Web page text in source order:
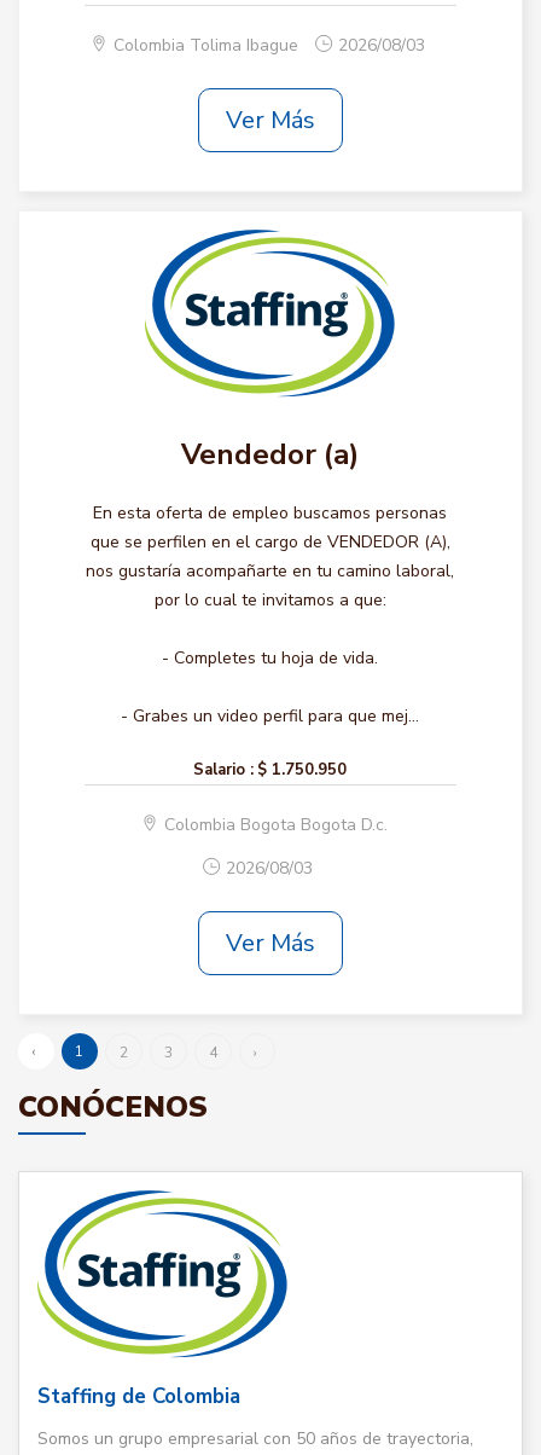
Colombia Tolima Ibague 2026/08/03
Ver Más
Vendedor (a)
En esta oferta de empleo buscamos personas
que se perfilen en el cargo de VENDEDOR (A),
nos gustaría acompañarte en tu camino laboral,
por lo cual te invitamos a que:
- Completes tu hoja de vida.
- Grabes un video perfil para que mej...
Salario : $ 1.750.950
Colombia Bogota Bogota D.c.
2026/08/03
Ver Más
‹ 1 2 3 4 ›
CONÓCENOS
Staffing de Colombia
Somos un grupo empresarial con 50 años de trayectoria,